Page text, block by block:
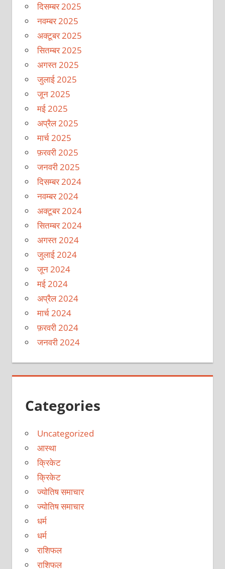
दिसम्बर 2025
नवम्बर 2025
अक्टूबर 2025
सितम्बर 2025
अगस्त 2025
जुलाई 2025
जून 2025
मई 2025
अप्रैल 2025
मार्च 2025
फ़रवरी 2025
जनवरी 2025
दिसम्बर 2024
नवम्बर 2024
अक्टूबर 2024
सितम्बर 2024
अगस्त 2024
जुलाई 2024
जून 2024
मई 2024
अप्रैल 2024
मार्च 2024
फ़रवरी 2024
जनवरी 2024
Categories
Uncategorized
आस्था
क्रिकेट
क्रिकेट
ज्योतिष समाचार
ज्योतिष समाचार
धर्म
धर्म
राशिफल
राशिफल